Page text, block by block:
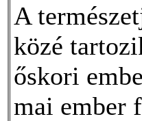
A
közé
őskori
mai ember